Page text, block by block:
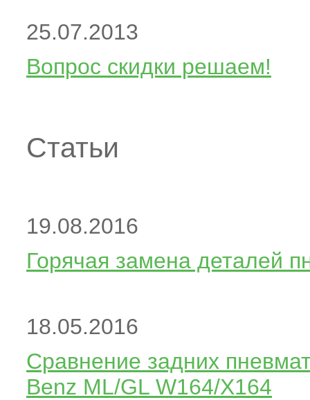
25.07.2013
Вопрос скидки решаем!
Статьи
19.08.2016
Горячая замена деталей
18.05.2016
Сравнение задних
Benz ML/GL W164/X164